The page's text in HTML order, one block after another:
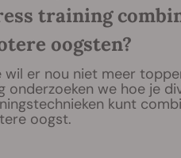
training
oogsten?
wil er nou niet meer
onderzoeken we hoe je
kunt
oogst.